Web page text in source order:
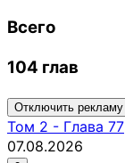
Всего
104 глав
Отключить рекламу
Том 2 - Глава 77
07.08.2026